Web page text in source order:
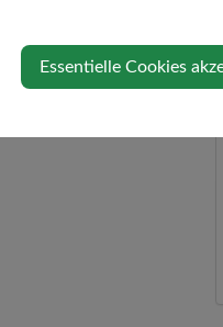
Essentielle Cookies